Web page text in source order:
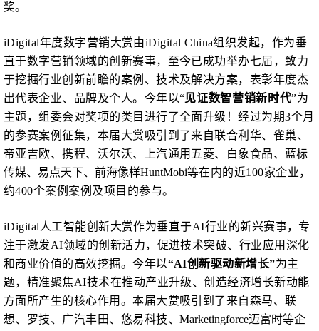
奖。
iDigital年度数字营销大赏由iDigital China组织发起，作为垂
直于数字营销领域的创新赛事，至今已成功举办七届，致力
于挖掘行业创新前瞻的案例、技术及解决方案，表彰年度杰
出代表企业、品牌及个人。今年以“见证数智营销新时代”为
主题，组委会对奖项的类目进行了全面升级！经过为期3个月
的参赛案例征集，本届大赏吸引到了来自联合利华、雀巢、
帝亚吉欧、携程、沃尔沃、上汽通用五菱、白象食品、
蓝标
传媒、易点天下、前海像样HuntMobi等在内的近100家企业，
约400个案例案例及项目的参与。
iDigital人工智能创新大赏作为垂直于AI行业的新兴赛事，专
注于激发AI领域的创新活力，促进技术突破、行业应用深化
和商业价值的高效挖掘。今年以“AI创新驱动新增长”为主
题，精准聚焦AI技术在推动产业升级、创造经济增长新动能
方面所产生的核心作用。本届大赏吸引到了来自森马、联
想、罗技、广汽丰田、悠易科技、Marketingforce迈富时等企